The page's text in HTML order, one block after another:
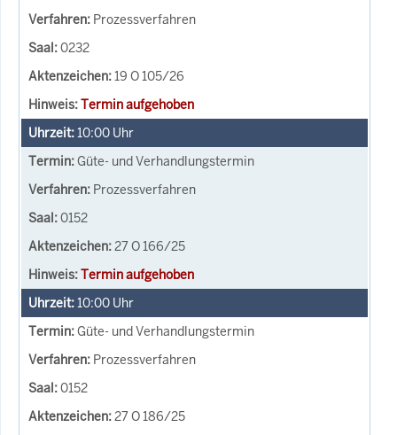
Prozessverfahren
0232
19 O 105/26
Termin aufgehoben
10:00 Uhr
Güte- und Verhandlungstermin
Prozessverfahren
0152
27 O 166/25
Termin aufgehoben
10:00 Uhr
Güte- und Verhandlungstermin
Prozessverfahren
0152
27 O 186/25